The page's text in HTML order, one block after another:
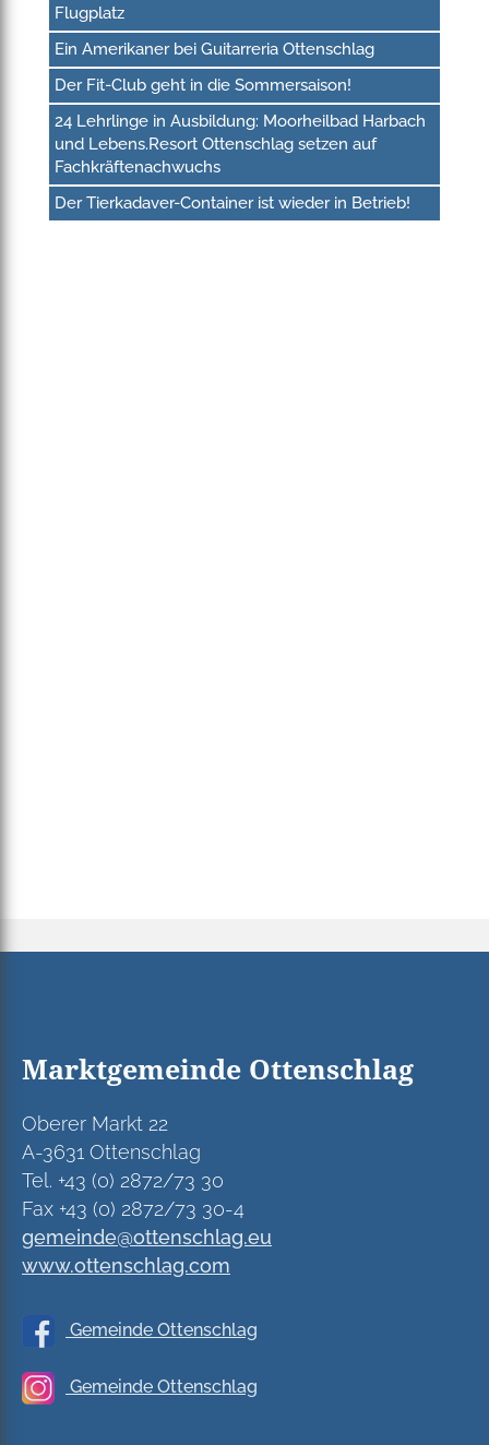
Flugplatz
Ein Amerikaner bei Guitarreria Ottenschlag
Der Fit-Club geht in die Sommersaison!
24 Lehrlinge in Ausbildung: Moorheilbad Harbach
und Lebens.Resort Ottenschlag setzen auf
Fachkräftenachwuchs
Der Tierkadaver-Container ist wieder in Betrieb!
Marktgemeinde Ottenschlag
Oberer Markt 22
A-3631 Ottenschlag
Tel. +43 (0) 2872/73 30
Fax +43 (0) 2872/73 30-4
gemeinde@ottenschlag.eu
www.ottenschlag.com
Gemeinde Ottenschlag
Gemeinde Ottenschlag